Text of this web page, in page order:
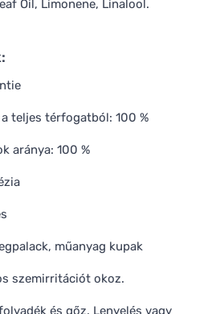
Oil, Limonene, Linalool.
teljes térfogatból: 100 %
aránya: 100 %
műanyag kupak
szemirritációt okoz.
és gőz. Lenyelés vagy